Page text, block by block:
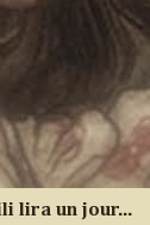
lira un jour...